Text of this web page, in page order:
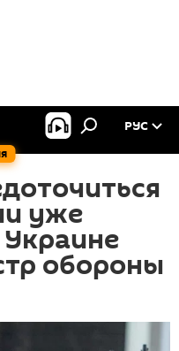
РУС
уже
обороны